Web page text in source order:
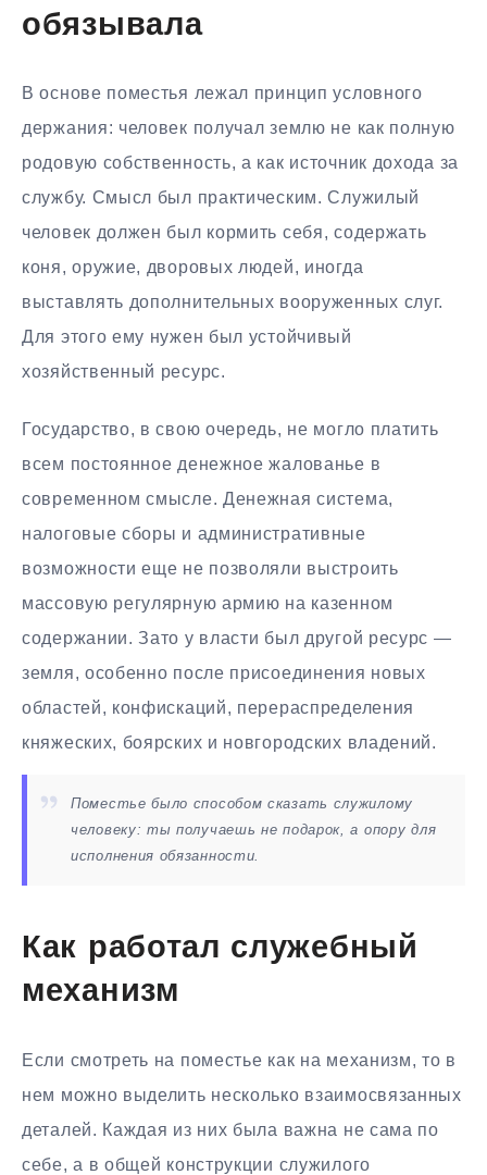
обязывала
В основе поместья лежал принцип условного
держания: человек получал землю не как полную
родовую собственность, а как источник дохода за
службу. Смысл был практическим. Служилый
человек должен был кормить себя, содержать
коня, оружие, дворовых людей, иногда
выставлять дополнительных вооруженных слуг.
Для этого ему нужен был устойчивый
хозяйственный ресурс.
Государство, в свою очередь, не могло платить
всем постоянное денежное жалованье в
современном смысле. Денежная система,
налоговые сборы и административные
возможности еще не позволяли выстроить
массовую регулярную армию на казенном
содержании. Зато у власти был другой ресурс —
земля, особенно после присоединения новых
областей, конфискаций, перераспределения
княжеских, боярских и новгородских владений.
Поместье было способом сказать служилому
человеку: ты получаешь не подарок, а опору для
исполнения обязанности.
Как работал служебный
механизм
Если смотреть на поместье как на механизм, то в
нем можно выделить несколько взаимосвязанных
деталей. Каждая из них была важна не сама по
себе, а в общей конструкции служилого